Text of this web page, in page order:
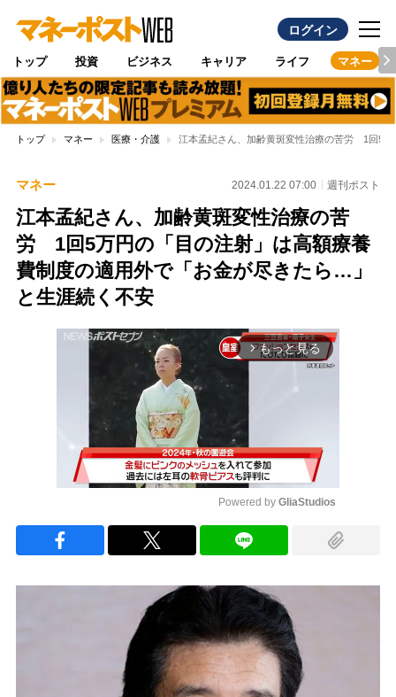
ログイン
トップ 投資 ビジネス キャリア ライフ マネー
トップ マネー 医療・介護 江本孟紀さん、加齢黄斑変性治療の苦労 1回5
マネー 2024.01.22 07:00 週刊ポスト
江本孟紀さん、加齢黄斑変性治療の苦
労 1回5万円の「目の注射」は高額療養
費制度の適用外で「お金が尽きたら…」
と生涯続く不安
arrow_forward_ios もっと見る
Powered by GliaStudios